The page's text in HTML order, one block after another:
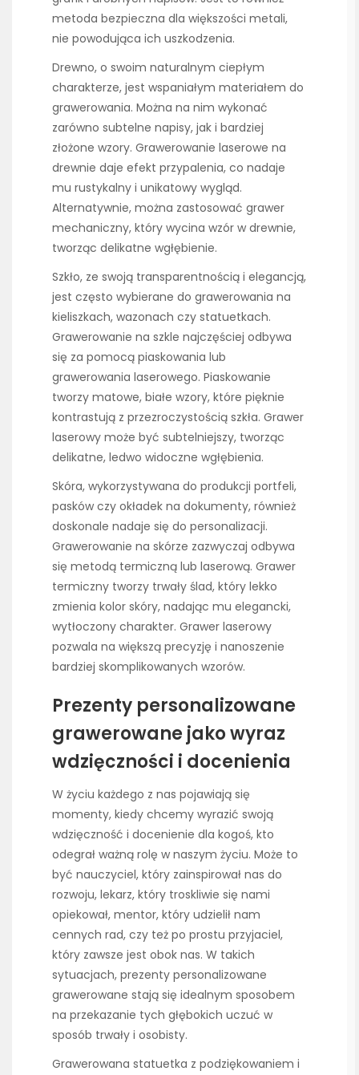
metoda bezpieczna dla większości metali,
nie powodująca ich uszkodzenia.
Drewno, o swoim naturalnym ciepłym
charakterze, jest wspaniałym materiałem do
grawerowania. Można na nim wykonać
zarówno subtelne napisy, jak i bardziej
złożone wzory. Grawerowanie laserowe na
drewnie daje efekt przypalenia, co nadaje
mu rustykalny i unikatowy wygląd.
Alternatywnie, można zastosować grawer
mechaniczny, który wycina wzór w drewnie,
tworząc delikatne wgłębienie.
Szkło, ze swoją transparentnością i elegancją,
jest często wybierane do grawerowania na
kieliszkach, wazonach czy statuetkach.
Grawerowanie na szkle najczęściej odbywa
się za pomocą piaskowania lub
grawerowania laserowego. Piaskowanie
tworzy matowe, białe wzory, które pięknie
kontrastują z przezroczystością szkła. Grawer
laserowy może być subtelniejszy, tworząc
delikatne, ledwo widoczne wgłębienia.
Skóra, wykorzystywana do produkcji portfeli,
pasków czy okładek na dokumenty, również
doskonale nadaje się do personalizacji.
Grawerowanie na skórze zazwyczaj odbywa
się metodą termiczną lub laserową. Grawer
termiczny tworzy trwały ślad, który lekko
zmienia kolor skóry, nadając mu elegancki,
wytłoczony charakter. Grawer laserowy
pozwala na większą precyzję i nanoszenie
bardziej skomplikowanych wzorów.
Prezenty personalizowane
grawerowane jako wyraz
wdzięczności i docenienia
W życiu każdego z nas pojawiają się
momenty, kiedy chcemy wyrazić swoją
wdzięczność i docenienie dla kogoś, kto
odegrał ważną rolę w naszym życiu. Może to
być nauczyciel, który zainspirował nas do
rozwoju, lekarz, który troskliwie się nami
opiekował, mentor, który udzielił nam
cennych rad, czy też po prostu przyjaciel,
który zawsze jest obok nas. W takich
sytuacjach, prezenty personalizowane
grawerowane stają się idealnym sposobem
na przekazanie tych głębokich uczuć w
sposób trwały i osobisty.
Grawerowana statuetka z podziękowaniem i